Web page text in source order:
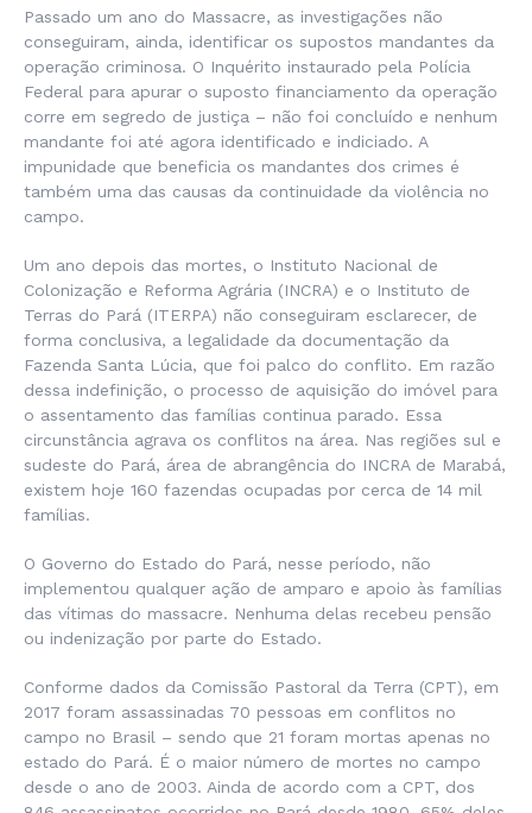
Passado um ano do Massacre, as investigações não
conseguiram, ainda, identificar os supostos mandantes da
operação criminosa. O Inquérito instaurado pela Polícia
Federal para apurar o suposto financiamento da operação
corre em segredo de justiça – não foi concluído e nenhum
mandante foi até agora identificado e indiciado. A
impunidade que beneficia os mandantes dos crimes é
também uma das causas da continuidade da violência no
campo.
Um ano depois das mortes, o Instituto Nacional de
Colonização e Reforma Agrária (INCRA) e o Instituto de
Terras do Pará (ITERPA) não conseguiram esclarecer, de
forma conclusiva, a legalidade da documentação da
Fazenda Santa Lúcia, que foi palco do conflito. Em razão
dessa indefinição, o processo de aquisição do imóvel para
o assentamento das famílias continua parado. Essa
circunstância agrava os conflitos na área. Nas regiões sul e
sudeste do Pará, área de abrangência do INCRA de Marabá,
existem hoje 160 fazendas ocupadas por cerca de 14 mil
famílias.
O Governo do Estado do Pará, nesse período, não
implementou qualquer ação de amparo e apoio às famílias
das vítimas do massacre. Nenhuma delas recebeu pensão
ou indenização por parte do Estado.
Conforme dados da Comissão Pastoral da Terra (CPT), em
2017 foram assassinadas 70 pessoas em conflitos no
campo no Brasil – sendo que 21 foram mortas apenas no
estado do Pará. É o maior número de mortes no campo
desde o ano de 2003. Ainda de acordo com a CPT, dos